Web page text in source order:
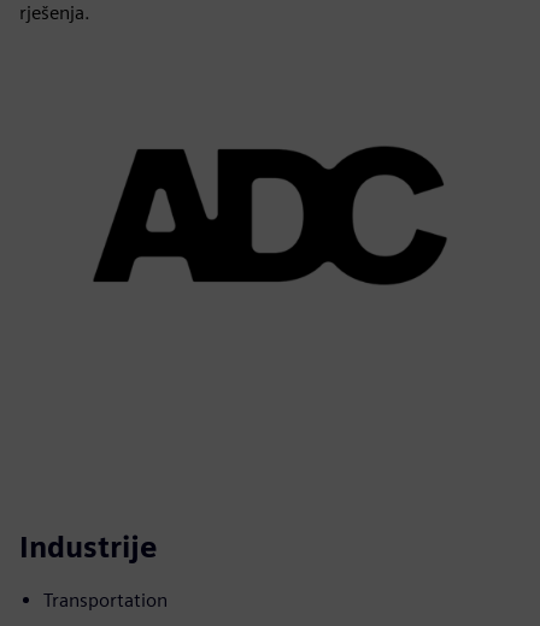
rješenja.
Industrije
Transportation